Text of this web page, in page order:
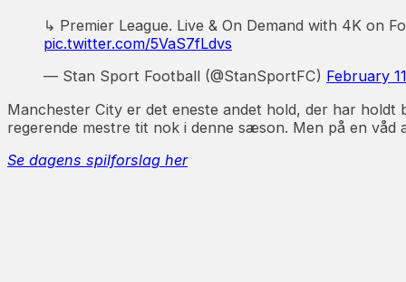
↳ Premier League. Live & On Demand with 4K on
pic.twitter.com/5VaS7fLdvs
— Stan Sport Football (@StanSportFC) February
Manchester City er det eneste andet hold, der har
regerende mestre tit nok i denne sæson. Men på en våd
Se dagens spilforslag her